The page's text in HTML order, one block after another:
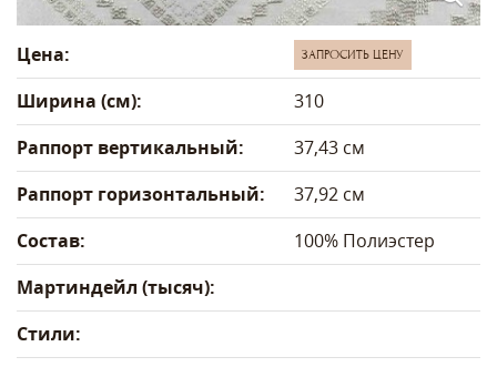
Цена: ЗАПРОСИТЬ ЦЕНУ
Ширина (см):
310
Раппорт вертикальный:
37,43 см
Раппорт горизонтальный:
37,92 см
Состав:
100% Полиэстер
Мартиндейл (тысяч):
Стили: